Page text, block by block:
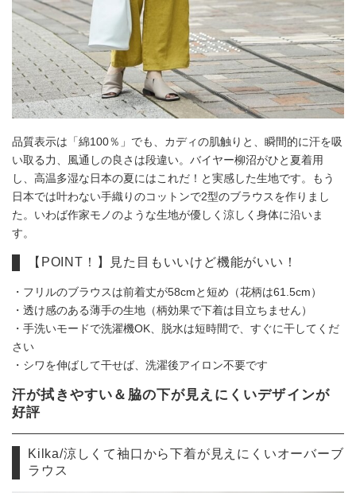
品質表示は「綿100％」でも、カディの肌触りと、瞬間的に汗を吸
い取る力、風通しの良さは段違い。バイヤー柳沼がひと夏着用
し、高温多湿な日本の夏にはこれだ！と実感した生地です。もう
日本では叶わない手織りのコットンで2型のブラウスを作りまし
た。いわば作家モノのような生地が優しく涼しく身体に沿いま
す。
【POINT！】見た目もいいけど機能がいい！
・フリルのブラウスは前着丈が58cmと短め（花柄は61.5cm）
・透け感のある薄手の生地（柄効果で下着は目立ちません）
・手洗いモードで洗濯機OK、脱水は短時間で、すぐに干してくだ
さい
・シワを伸ばして干せば、洗濯後アイロン不要です
汗が拭きやすい＆脇の下が見えにくいデザインが
好評
Kilka/涼しくて袖口から下着が見えにくいオーバーブ
ラウス